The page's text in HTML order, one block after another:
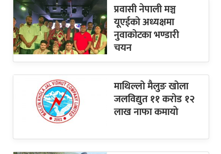
प्रवासी नेपाली मञ्च
यूएईको अध्यक्षमा
नुवाकोटका भण्डारी
चयन
माथिल्लो मैलुङ खोला
जलविद्युत ११ करोड १२
लाख नाफा कमायाे